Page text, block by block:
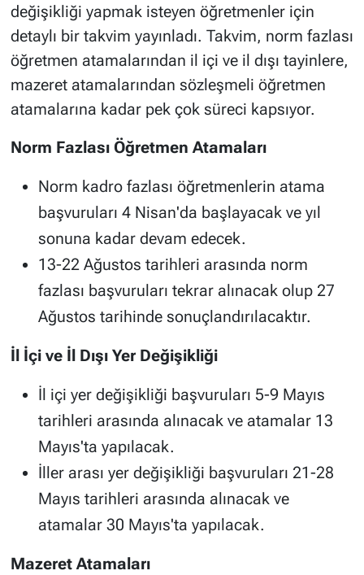
değişikliği yapmak isteyen öğretmenler için
detaylı bir takvim yayınladı. Takvim, norm fazlası
öğretmen atamalarından il içi ve il dışı tayinlere,
mazeret atamalarından sözleşmeli öğretmen
atamalarına kadar pek çok süreci kapsıyor.
Norm Fazlası Öğretmen Atamaları
Norm kadro fazlası öğretmenlerin atama
başvuruları 4 Nisan'da başlayacak ve yıl
sonuna kadar devam edecek.
13-22 Ağustos tarihleri arasında norm
fazlası başvuruları tekrar alınacak olup 27
Ağustos tarihinde sonuçlandırılacaktır.
İl İçi ve İl Dışı Yer Değişikliği
İl içi yer değişikliği başvuruları 5-9 Mayıs
tarihleri arasında alınacak ve atamalar 13
Mayıs'ta yapılacak.
İller arası yer değişikliği başvuruları 21-28
Mayıs tarihleri arasında alınacak ve
atamalar 30 Mayıs'ta yapılacak.
Mazeret Atamaları